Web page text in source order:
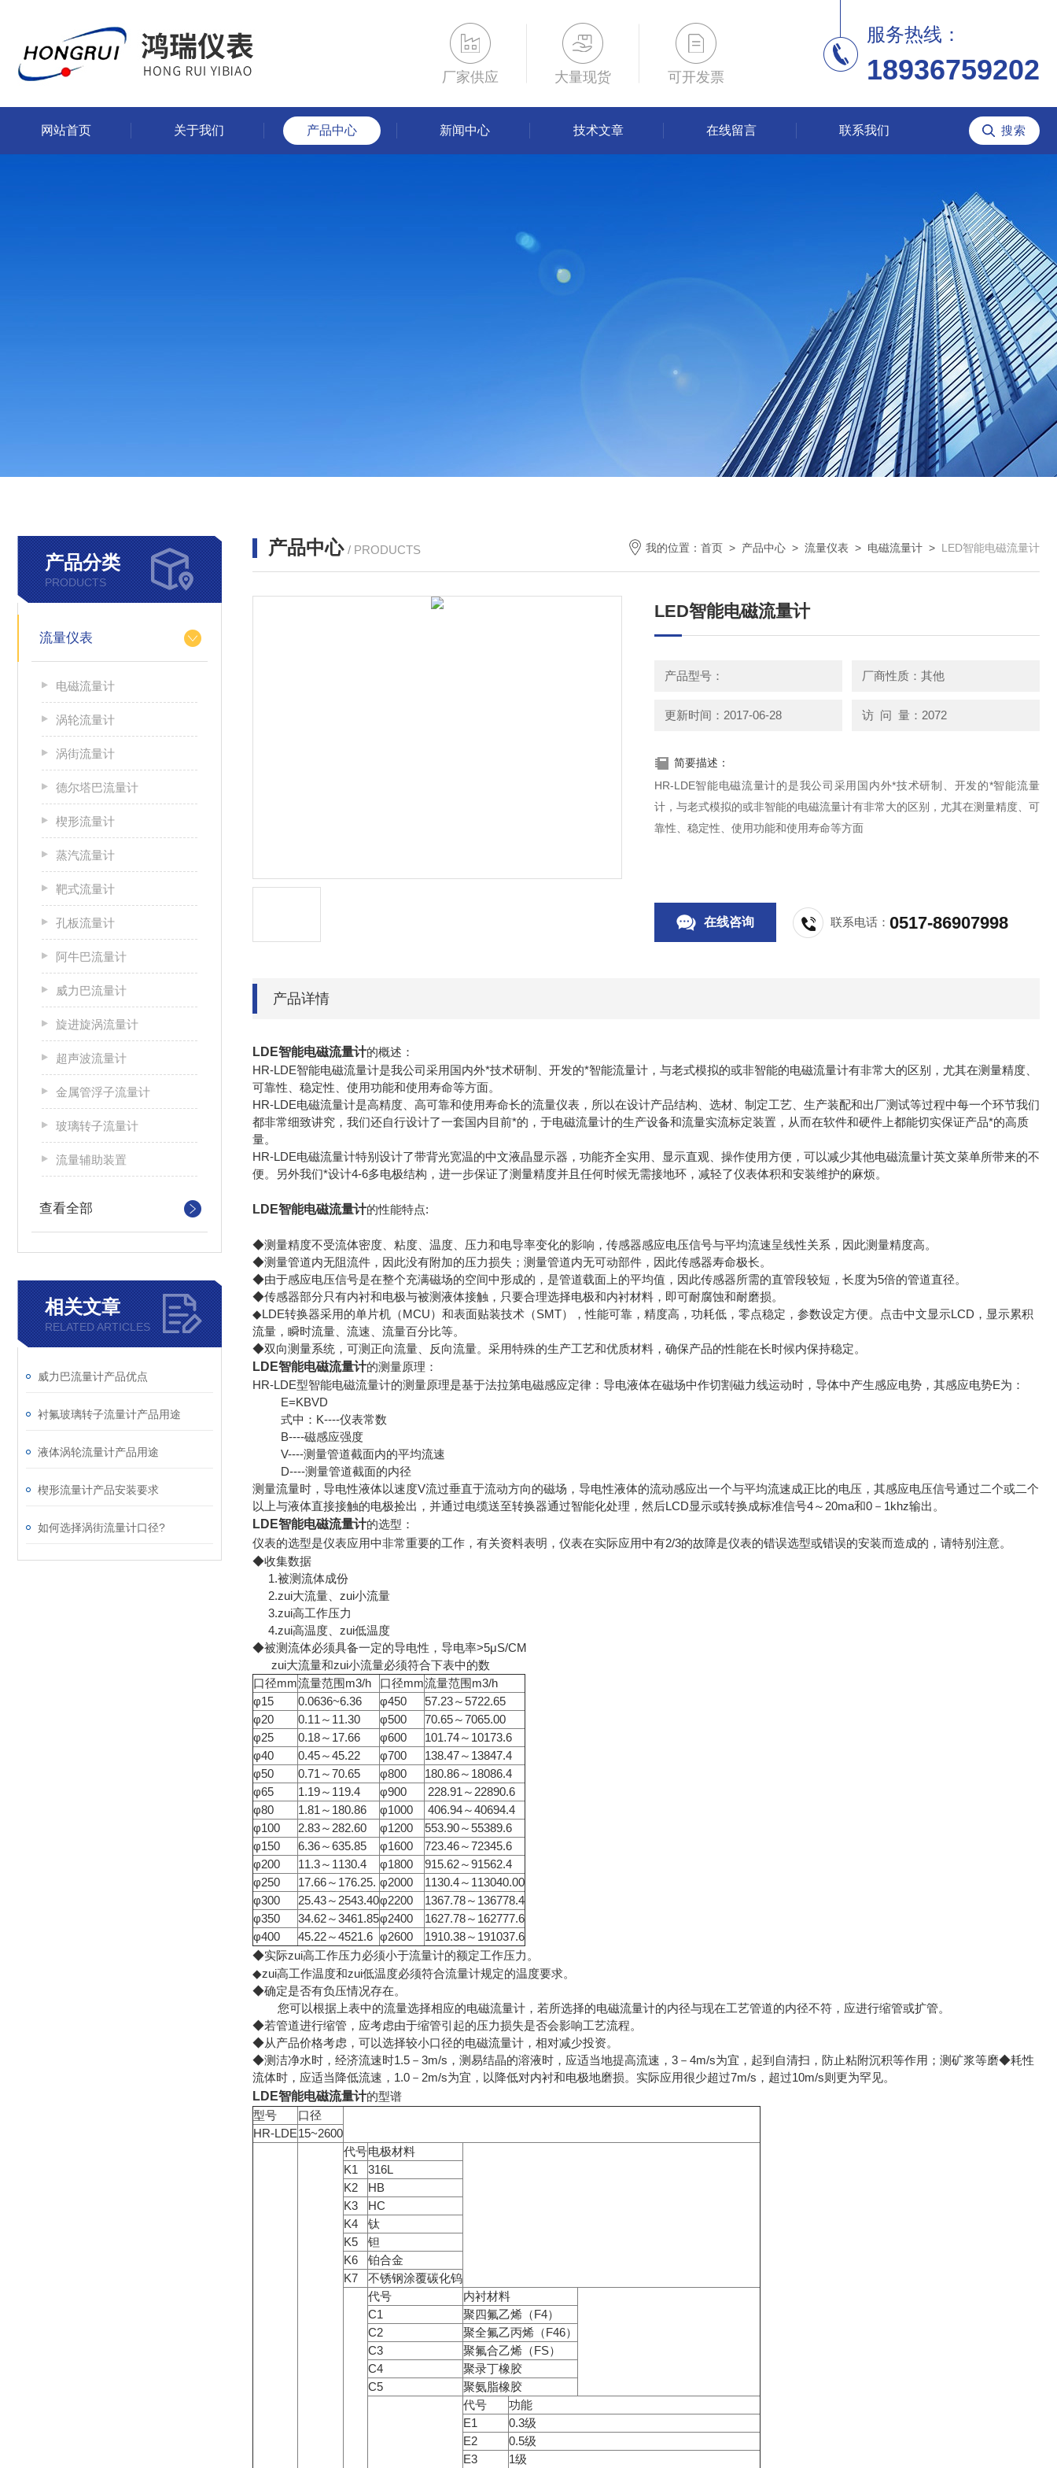
厂家供应 大量现货 可开发票
服务热线：
18936759202
网站首页 关于我们 产品中心 新闻中心 技术文章 在线留言 联系我们
产品分类
PRODUCTS
流量仪表
电磁流量计
涡轮流量计
涡街流量计
德尔塔巴流量计
楔形流量计
蒸汽流量计
靶式流量计
孔板流量计
阿牛巴流量计
威力巴流量计
旋进旋涡流量计
超声波流量计
金属管浮子流量计
玻璃转子流量计
流量辅助装置
查看全部
相关文章
RELATED ARTICLES
威力巴流量计产品优点
衬氟玻璃转子流量计产品用途
液体涡轮流量计产品用途
楔形流量计产品安装要求
如何选择涡街流量计口径?
产品中心 / PRODUCTS 我的位置： 首页 > 产品中心 > 流量仪表 > 电磁流量计 > LED智能电磁流量计
LED智能电磁流量计
产品型号： 厂商性质：其他
更新时间：2017-06-28 访 问 量：2072
简要描述：
HR-LDE智能电磁流量计的是我公司采用国内外*技术研制、开发的*智能流量
计，与老式模拟的或非智能的电磁流量计有非常大的区别，尤其在测量精度、可
靠性、稳定性、使用功能和使用寿命等方面
在线咨询 联系电话：0517-86907998
产品详情
LDE智能电磁流量计的概述：
HR-LDE智能电磁流量计是我公司采用国内外*技术研制、开发的*智能流量计，与老式模拟的或非智能的电磁流量计有非常大的区别，尤其在测量精度、
可靠性、稳定性、使用功能和使用寿命等方面。
HR-LDE电磁流量计是高精度、高可靠和使用寿命长的流量仪表，所以在设计产品结构、选材、制定工艺、生产装配和出厂测试等过程中每一个环节我们
都非常细致讲究，我们还自行设计了一套国内目前*的，于电磁流量计的生产设备和流量实流标定装置，从而在软件和硬件上都能切实保证产品*的高质
量。
HR-LDE电磁流量计特别设计了带背光宽温的中文液晶显示器，功能齐全实用、显示直观、操作使用方便，可以减少其他电磁流量计英文菜单所带来的不
便。另外我们*设计4-6多电极结构，进一步保证了测量精度并且任何时候无需接地环，减轻了仪表体积和安装维护的麻烦。
LDE智能电磁流量计的性能特点:
◆测量精度不受流体密度、粘度、温度、压力和电导率变化的影响，传感器感应电压信号与平均流速呈线性关系，因此测量精度高。
◆测量管道内无阻流件，因此没有附加的压力损失；测量管道内无可动部件，因此传感器寿命极长。
◆由于感应电压信号是在整个充满磁场的空间中形成的，是管道载面上的平均值，因此传感器所需的直管段较短，长度为5倍的管道直径。
◆传感器部分只有内衬和电极与被测液体接触，只要合理选择电极和内衬材料，即可耐腐蚀和耐磨损。
◆LDE转换器采用的单片机（MCU）和表面贴装技术（SMT），性能可靠，精度高，功耗低，零点稳定，参数设定方便。点击中文显示LCD，显示累积
流量，瞬时流量、流速、流量百分比等。
◆双向测量系统，可测正向流量、反向流量。采用特殊的生产工艺和优质材料，确保产品的性能在长时候内保持稳定。
LDE智能电磁流量计的测量原理：
HR-LDE型智能电磁流量计的测量原理是基于法拉第电磁感应定律：导电液体在磁场中作切割磁力线运动时，导体中产生感应电势，其感应电势E为：
E=KBVD
式中：K----仪表常数
B----磁感应强度
V----测量管道截面内的平均流速
D----测量管道截面的内径
测量流量时，导电性液体以速度V流过垂直于流动方向的磁场，导电性液体的流动感应出一个与平均流速成正比的电压，其感应电压信号通过二个或二个
以上与液体直接接触的电极捡出，并通过电缆送至转换器通过智能化处理，然后LCD显示或转换成标准信号4～20ma和0－1khz输出。
LDE智能电磁流量计的选型：
仪表的选型是仪表应用中非常重要的工作，有关资料表明，仪表在实际应用中有2/3的故障是仪表的错误选型或错误的安装而造成的，请特别注意。
◆收集数据
1.被测流体成份
2.zui大流量、zui小流量
3.zui高工作压力
4.zui高温度、zui低温度
◆被测流体必须具备一定的导电性，导电率>5μS/CM
zui大流量和zui小流量必须符合下表中的数
口径mm流量范围m3/h 口径mm流量范围m3/h
φ15
0.0636~6.36 φ450
57.23～5722.65
φ20
0.11～11.30 φ500
70.65～7065.00
φ25
0.18～17.66 φ600
101.74～10173.6
φ40
0.45～45.22 φ700
138.47～13847.4
φ50
0.71～70.65 φ800
180.86～18086.4
φ65
1.19～119.4 φ900
228.91～22890.6
φ80
1.81～180.86 φ1000
406.94～40694.4
φ100
2.83～282.60 φ1200
553.90～55389.6
φ150
6.36～635.85 φ1600
723.46～72345.6
φ200
11.3～1130.4 φ1800
915.62～91562.4
φ250
17.66～176.25. φ2000
1130.4～113040.00
φ300
25.43～2543.40φ2200
1367.78～136778.4
φ350
34.62～3461.85φ2400
1627.78～162777.6
φ400
45.22～4521.6 φ2600
1910.38～191037.6
◆实际zui高工作压力必须小于流量计的额定工作压力。
◆zui高工作温度和zui低温度必须符合流量计规定的温度要求。
◆确定是否有负压情况存在。
您可以根据上表中的流量选择相应的电磁流量计，若所选择的电磁流量计的内径与现在工艺管道的内径不符，应进行缩管或扩管。
◆若管道进行缩管，应考虑由于缩管引起的压力损失是否会影响工艺流程。
◆从产品价格考虑，可以选择较小口径的电磁流量计，相对减少投资。
◆测洁净水时，经济流速时1.5－3m/s，测易结晶的溶液时，应适当地提高流速，3－4m/s为宜，起到自清扫，防止粘附沉积等作用；测矿浆等磨◆耗性
流体时，应适当降低流速，1.0－2m/s为宜，以降低对内衬和电极地磨损。实际应用很少超过7m/s，超过10m/s则更为罕见。
LDE智能电磁流量计的型谱
型号
口径
HR-LDE15~2600
代号电极材料
K1
316L
K2
HB
K3
HC
K4
钛
K5
钽
K6
铂合金
K7
不锈钢涂覆碳化钨
代号
内衬材料
C1
聚四氟乙烯（F4）
C2
聚全氟乙丙烯（F46）
C3
聚氟合乙烯（FS）
C4
聚录丁橡胶
C5
聚氨脂橡胶
代号
功能
E1
0.3级
E2
0.5级
E3
1级